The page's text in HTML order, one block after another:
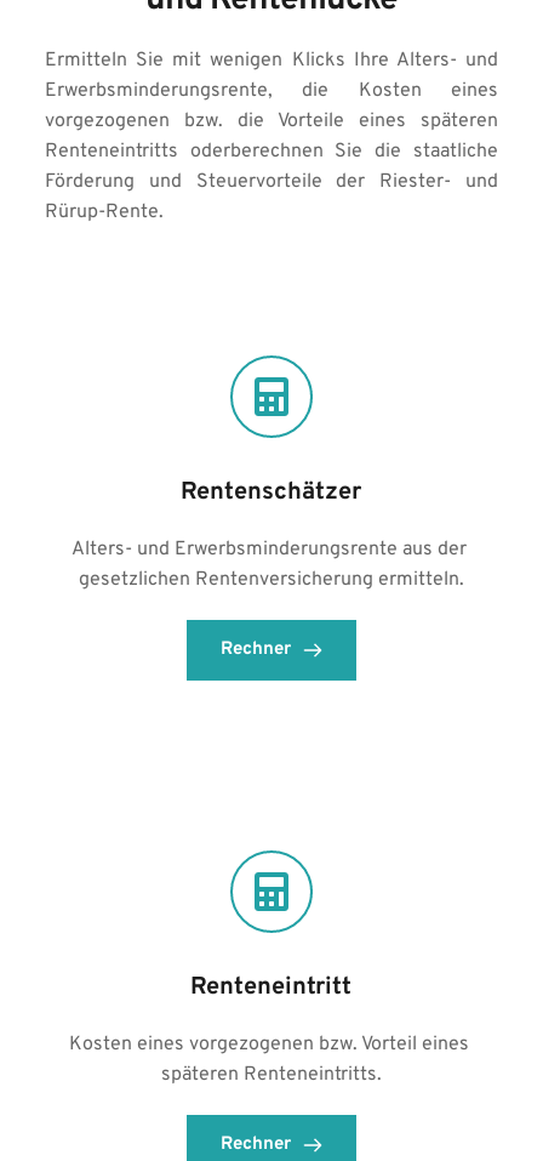
Ermitteln Sie mit wenigen Klicks Ihre Alters- und
Erwerbsminderungsrente, die Kosten eines
vorgezogenen bzw. die Vorteile eines späteren
Renteneintritts oderberechnen Sie die staatliche
Förderung und Steuervorteile der Riester- und
Rürup-Rente.
Rentenschätzer
Alters- und Erwerbsminderungsrente aus der
gesetzlichen Rentenversicherung ermitteln.
Rechner
Renteneintritt
Kosten eines vorgezogenen bzw. Vorteil eines
späteren Renteneintritts.
Rechner